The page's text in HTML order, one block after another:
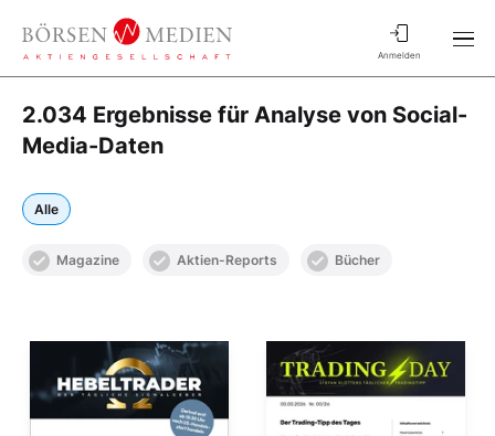
Anmelden
2.034 Ergebnisse für Analyse von Social-
Media-Daten
Alle
Magazine Aktien-Reports Bücher